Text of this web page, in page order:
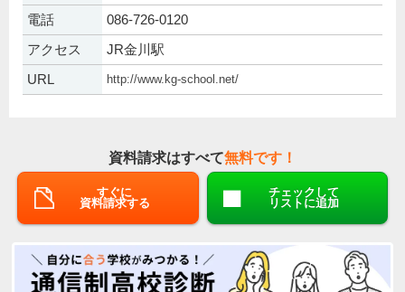
電話
086-726-0120
アクセス
JR金川駅
URL
http://www.kg-school.net/
資料請求はすべて無料です！
すぐに
資料請求する
チェックして
リストに追加